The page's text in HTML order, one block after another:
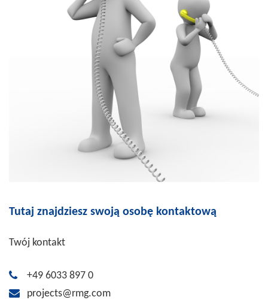
Tutaj znajdziesz swoją osobę kontaktową
Twój kontakt
+49 6033 897 0
projects@rmg.com